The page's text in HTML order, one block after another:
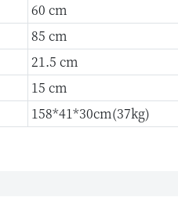
60 cm
85 cm
21.5 cm
15 cm
158*41*30cm(37kg)